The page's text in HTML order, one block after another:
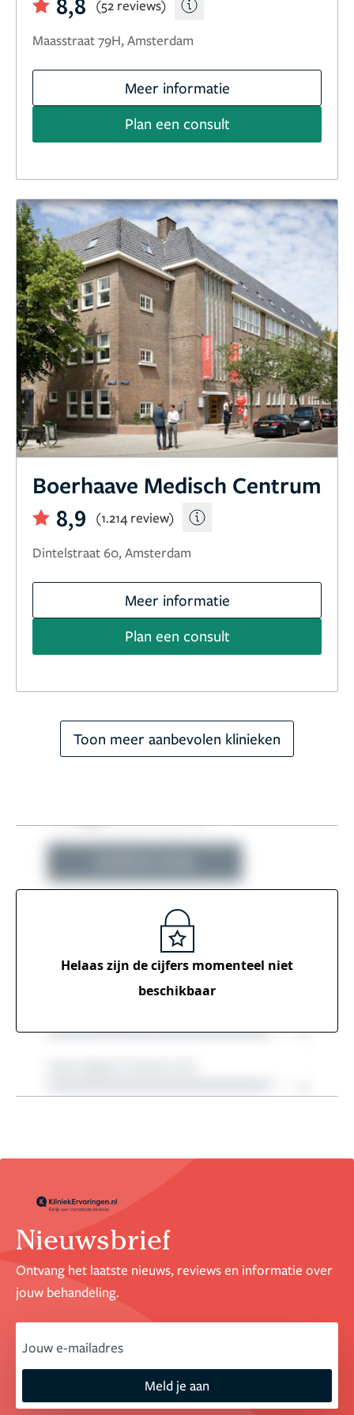
(52 reviews)
Maasstraat 79H, Amsterdam
Meer informatie
Plan een consult
Boerhaave Medisch Centrum
8,9
(1.214 review)
Dintelstraat 60, Amsterdam
Meer informatie
Plan een consult
Toon meer aanbevolen klinieken
Helaas zijn de cijfers momenteel niet
beschikbaar
Nieuwsbrief
Ontvang het laatste nieuws, reviews en informatie over
jouw behandeling.
Meld je aan